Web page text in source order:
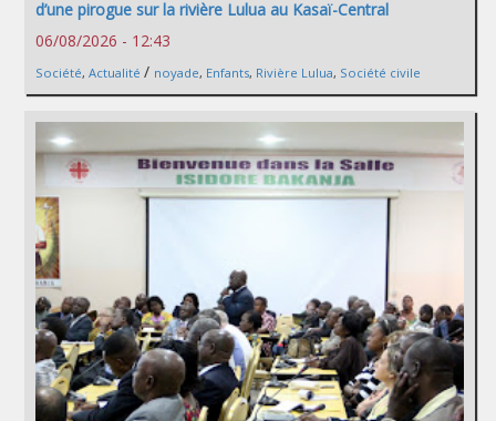
d’une pirogue sur la rivière Lulua au Kasaï-Central
06/08/2026 - 12:43
Société, Actualité / noyade, Enfants, Rivière Lulua, Société civile